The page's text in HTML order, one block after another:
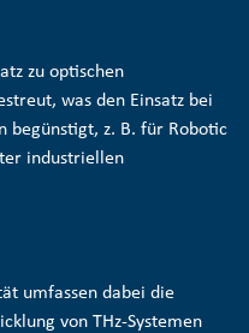
zu optischen
was den Einsatz bei
begünstigt, z. B. für Robotic
industriellen
umfassen dabei die
von THz-Systemen